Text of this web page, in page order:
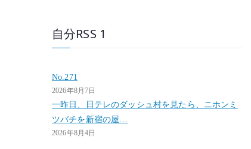
自分RSS 1
No.271
2026年8月7日
一昨日、日テレのダッシュ村を見たら、ニホンミ
ツバチを新宿の屋…
2026年8月4日